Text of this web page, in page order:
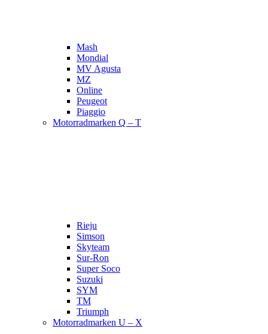
Mash
Mondial
MV Agusta
MZ
Online
Peugeot
Piaggio
Motorradmarken Q – T
Rieju
Simson
Skyteam
Sur-Ron
Super Soco
Suzuki
SYM
TM
Triumph
Motorradmarken U – X